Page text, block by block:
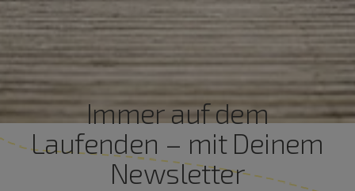
Immer auf dem
Laufenden – mit Deinem
Newsletter